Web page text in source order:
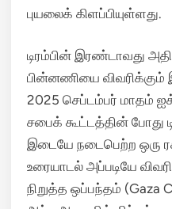
புயலைக் கிளப்பியுள்ளது.
டிரம்பின் இரண்டாவது
பின்னணியை விவரிக்கும்
2025 செப்டம்பர் மாதம்
சபைக் கூட்டத்தின் போது
இடையே நடைபெற்ற ஒரு
உரையாடல் அப்படியே
நிறுத்த ஒப்பந்தம் (Gaza